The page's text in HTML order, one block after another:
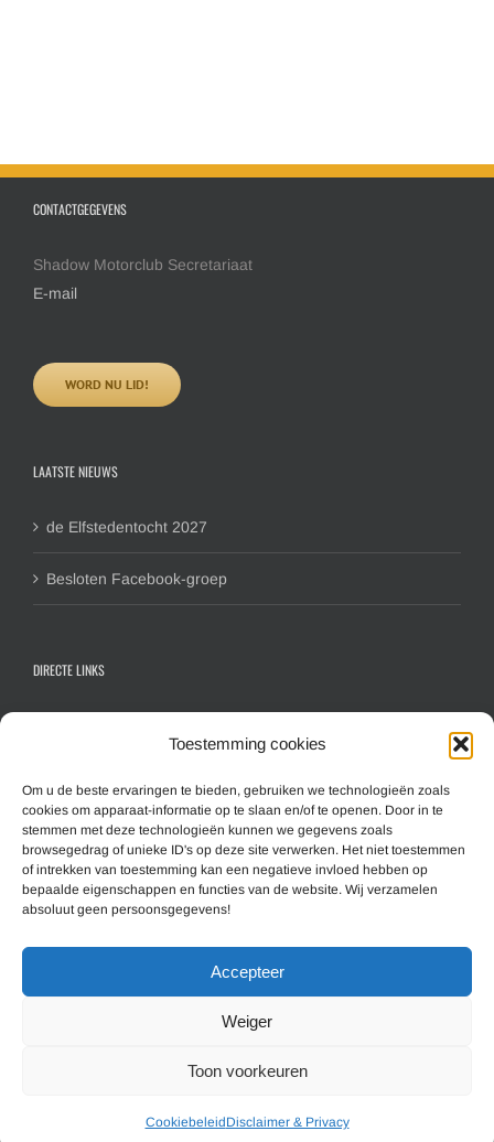
Toestemming cookies
Om u de beste ervaringen te bieden, gebruiken we technologieën zoals
cookies om apparaat-informatie op te slaan en/of te openen. Door in te
stemmen met deze technologieën kunnen we gegevens zoals
browsegedrag of unieke ID's op deze site verwerken. Het niet toestemmen
of intrekken van toestemming kan een negatieve invloed hebben op
bepaalde eigenschappen en functies van de website. Wij verzamelen
absoluut geen persoonsgegevens!
Accepteer
Weiger
Toon voorkeuren
CookiebeleidDisclaimer & Privacy
CONTACTGEGEVENS
Shadow Motorclub Secretariaat
E-mail
WORD NU LID!
LAATSTE NIEUWS
de Elfstedentocht 2027
Besloten Facebook-groep
DIRECTE LINKS
Inschrijfformulier hoofdlid
Inschrijfformulier gezinslid
Aanmelden nieuwsbrief
MEER INFORMATIE
Overzicht website (Sitemap)
Hosting & Design:Communitell webservices